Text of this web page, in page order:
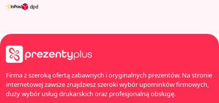
Firma z szeroką ofertą zabawnych i oryginalnych prezentów. Na stronie
internetowej zawsze znajdziesz szeroki wybór upominków firmowych,
duży wybór usług drukarskich oraz profesjonalną obsługę.